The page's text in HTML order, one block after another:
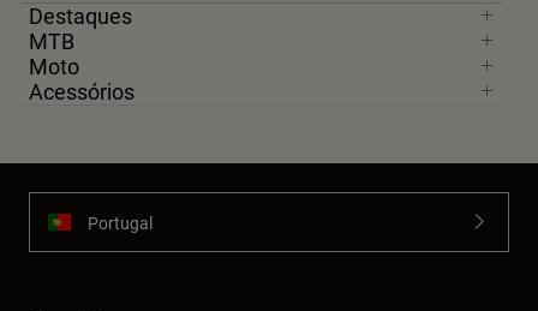
Destaques
MTB
Moto
Acessórios
Portugal